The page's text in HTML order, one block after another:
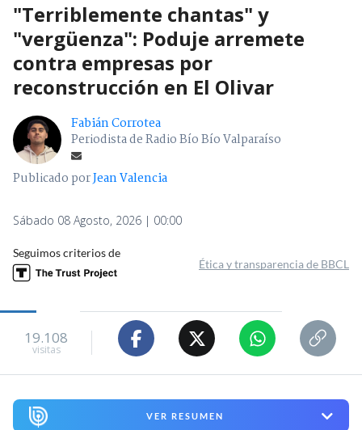
"Terriblemente chantas" y
"vergüenza": Poduje arremete
contra empresas por
reconstrucción en El Olivar
Fabián Corrotea
Periodista de Radio Bío Bío Valparaíso
Publicado porJean Valencia
Sábado 08 Agosto, 2026 | 00:00
Seguimos criterios de
Ética y transparencia de BBCL
19.108
visitas
VER RESUMEN